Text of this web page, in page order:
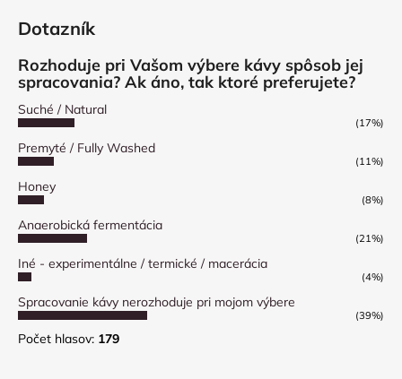
Dotazník
Rozhoduje pri Vašom výbere kávy spôsob jej
spracovania? Ak áno, tak ktoré preferujete?
Suché / Natural
(17%)
Premyté / Fully Washed
(11%)
Honey
(8%)
Anaerobická fermentácia
(21%)
Iné - experimentálne / termické / macerácia
(4%)
Spracovanie kávy nerozhoduje pri mojom výbere
(39%)
Počet hlasov: 179